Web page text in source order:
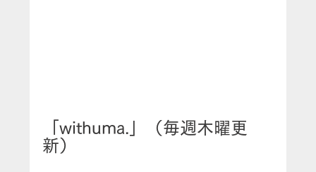
「withuma.」（毎週木曜更
新）